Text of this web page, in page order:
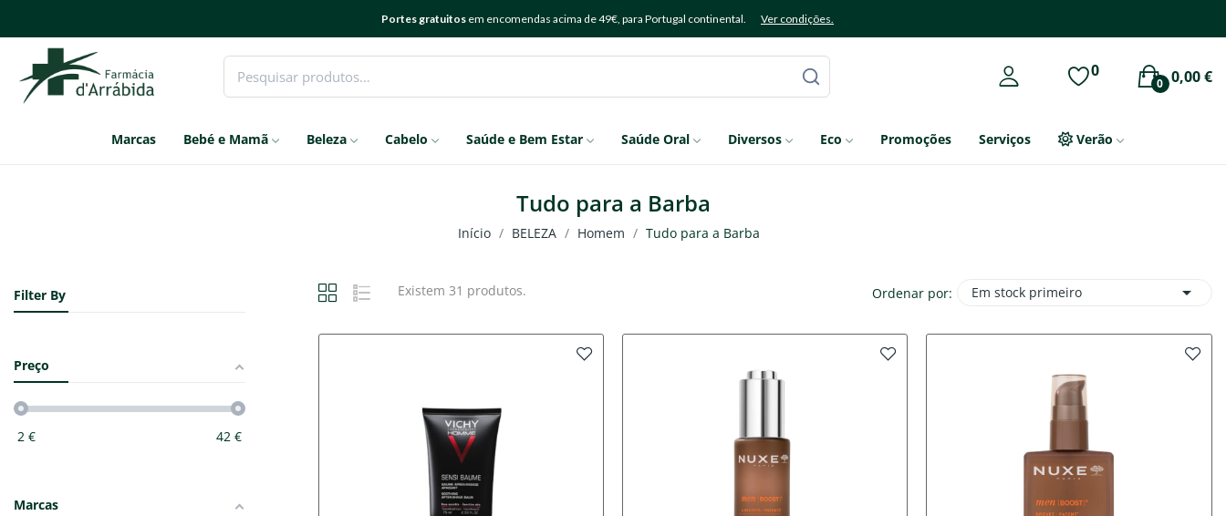
Portes gratuitos em encomendas acima de 49€, para Portugal continental. Ver condições.
0 0,00 €
0
Marcas Bebé e Mamã Beleza Cabelo Saúde e Bem Estar Saúde Oral Diversos Eco Promoções Serviços Verão
Tudo para a Barba
Início BELEZA Homem Tudo para a Barba
Filter By
Preço
2 € 42€
Marcas
Existem 31 produtos. Ordenar por: Em stock primeiro 